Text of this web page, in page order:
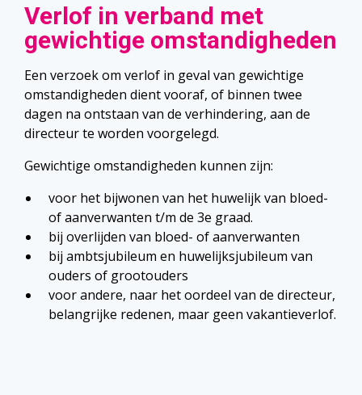
Verlof in verband met
gewichtige omstandigheden
Een verzoek om verlof in geval van gewichtige
omstandigheden dient vooraf, of binnen twee
dagen na ontstaan van de verhindering, aan de
directeur te worden voorgelegd.
Gewichtige omstandigheden kunnen zijn:
voor het bijwonen van het huwelijk van bloed-
of aanverwanten t/m de 3e graad.
bij overlijden van bloed- of aanverwanten
bij ambtsjubileum en huwelijksjubileum van
ouders of grootouders
voor andere, naar het oordeel van de directeur,
belangrijke redenen, maar geen vakantieverlof.